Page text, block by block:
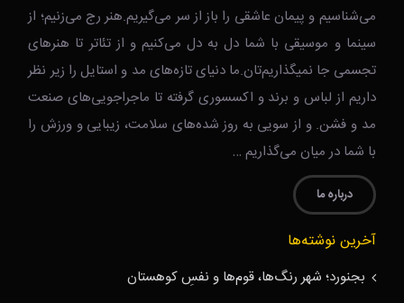
می‌شناسیم و پیمان عاشقی را باز از سر می‌گیریم.هنر رج می‌زنیم؛ از
سینما و موسیقی با شما دل به دل می‌کنیم و از تئاتر تا هنرهای
تجسمی جا نمیگذاریم‌تان.ما دنیای تازه‌های مد و استایل را زیر نظر
داریم از لباس و برند و اکسسوری گرفته تا ماجراجویی‌های صنعت
مد و فشن. و از سویی به روز شده‌های سلامت، زیبایی و ورزش را
با شما در میان می‌گذاریم …
درباره ما
آخرین نوشته‌ها
بجنورد؛ شهر رنگ‌ها، قوم‌ها و نفسِ کوهستان